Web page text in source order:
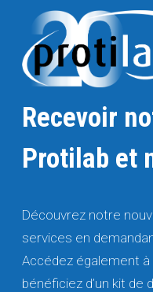
Recevoir
Protilab et
Découvrez notre
services en
Accédez également
bénéficiez d’un kit